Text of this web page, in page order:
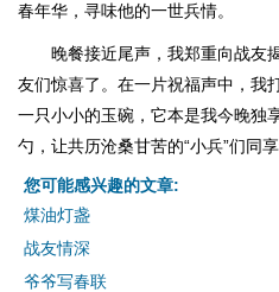
春年华，寻味他的一世兵情。
晚餐接近尾声，我郑重向战友
友们惊喜了。在一片祝福声中，我
一只小小的玉碗，它本是我今晚独
勺，让共历沧桑甘苦的“小兵”们同享
您可能感兴趣的文章:
煤油灯盏
战友情深
爷爷写春联